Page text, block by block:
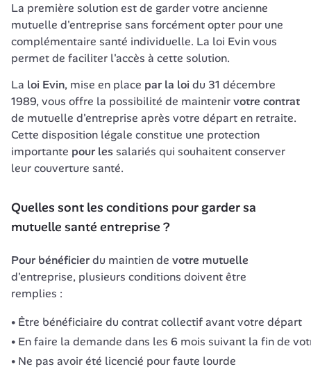
La première solution est de garder votre ancienne
mutuelle d'entreprise sans forcément opter pour une
complémentaire santé individuelle. La loi Evin vous
permet de faciliter l'accès à cette solution.
La loi Evin, mise en place par la loi du 31 décembre
1989, vous offre la possibilité de maintenir votre contrat
de mutuelle d'entreprise après votre départ en retraite.
Cette disposition légale constitue une protection
importante pour les salariés qui souhaitent conserver
leur couverture santé.
Quelles sont les conditions pour garder sa
mutuelle santé entreprise ?
Pour bénéficier du maintien de votre mutuelle
d'entreprise, plusieurs conditions doivent être
remplies :
Être bénéficiaire du contrat collectif avant votre départ
En faire la demande dans les 6 mois suivant la fin de
Ne pas avoir été licencié pour faute lourde